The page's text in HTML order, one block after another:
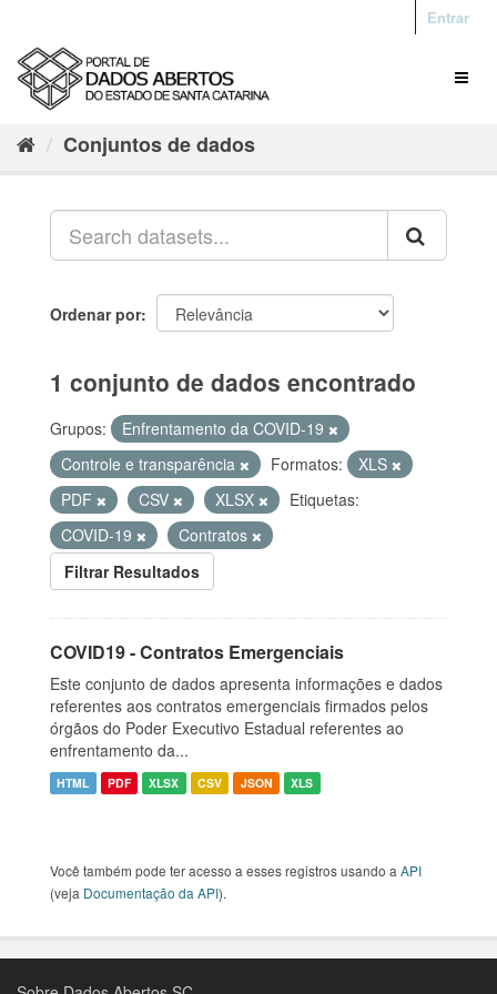
Entrar
Conjuntos de dados
Ordenar por
1 conjunto de dados encontrado
Grupos:
Enfrentamento da COVID-19
Controle e transparência
Formatos:
XLS
PDF
CSV XLSX
Etiquetas:
COVID-19
Contratos
Filtrar Resultados
COVID19 - Contratos Emergenciais
Este conjunto de dados apresenta informações e dados
referentes aos contratos emergenciais firmados pelos
órgãos do Poder Executivo Estadual referentes ao
enfrentamento da...
HTML PDF XLSX CSV JSON XLS
Você também pode ter acesso a esses registros usando a API
(veja Documentação da API).